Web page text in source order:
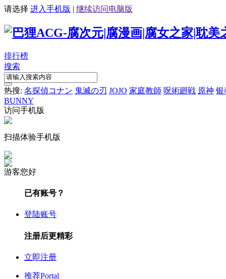
请选择 进入手机版 | 继续访问电脑版
排行榜
搜索
热搜: 名探偵コナン 鬼滅の刃 JOJO 家庭教師 呪術廻戦 原神 银
BUNNY
访问手机版
扫描体验手机版
游客您好
已有账号？
登陆账号
注册后更精彩
立即注册
推荐Portal